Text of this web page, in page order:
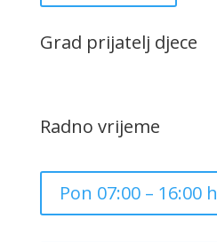
Grad prijatelj djece
Radno vrijeme
Pon 07:00 – 16:00 h